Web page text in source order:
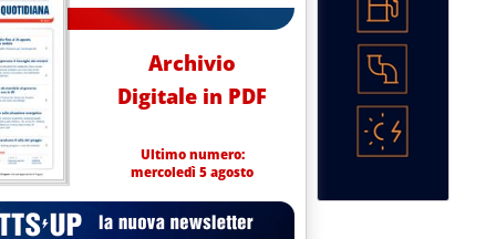
Archivio
Digitale in PDF
Ultimo numero:
mercoledì 5 agosto